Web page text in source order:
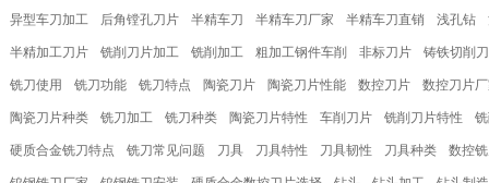
异型车刀加工 后角镗孔刀片 半精车刀 半精车刀厂家 半精车刀直销 浅孔钻
半精加工刀片 铣削刀片加工 铣削加工 粗加工钢件车削 非标刀片 铸铁切削
铣刀使用 铣刀功能 铣刀特点 陶瓷刀片 陶瓷刀片性能 数控刀片 数控刀片
陶瓷刀片种类 铣刀加工 铣刀种类 陶瓷刀片特性 车削刀片 铣削刀片特性
硬质合金铣刀特点 铣刀常见问题 刀具 刀具特性 刀具韧性 刀具种类 数控